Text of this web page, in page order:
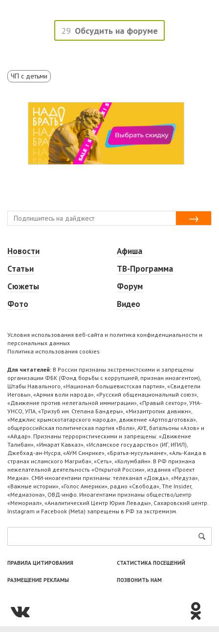
29 Обсудить на форуме
ЧП с детьми
Новости
Статьи
Сюжеты
Фото
Афиша
ТВ-Программа
Форум
Видео
Условия использования веб-сайта и политика конфиденциальности и
персональных данных
Политика использования cookies
Для читателей: В России признаны экстремистскими и запрещены
организации ФБК (Фонд борьбы с коррупцией, признан иноагентом),
Штабы Навального, «Национал-большевистская партия», «Свидетели
Иеговы», «Армия воли народа», «Русский общенациональный союз»,
«Движение против нелегальной иммиграции», «Правый сектор», УНА-
УНСО, УПА, «Тризуб им. Степана Бандеры», «Мизантропик дивижн»,
«Меджлис крымскотатарского народа», движение «Артподготовка»,
общероссийская политическая партия «Воля», АУЕ, батальоны «Азов» и
«Айдар». Признаны террористическими и запрещены: «Движение
Талибан», «Имарат Кавказ», «Исламское государство» (ИГ, ИГИЛ),
Джебхад-ан-Нусра, «АУМ Синрике», «Братья-мусульмане», «Аль-Каида в
странах исламского Магриба», «Сеть», «Колумбайн». В РФ признана
нежелательной деятельность «Открытой России», издания «Проект
Медиа». СМИ-иноагентами признаны: телеканал «Дождь», «Медуза»,
«Важные истории», «Голос Америки», радио «Свобода», The Insider,
«Медиазона», ОВД-инфо. Иноагентами признаны общество/центр
«Мемориал», «Аналитический Центр Юрия Левады», Сахаровский центр.
Instagram и Facebook (Metа) запрещены в РФ за экстремизм.
ПРАВИЛА ЦИТИРОВАНИЯ СТАТИСТИКА ПОСЕЩЕНИЙ
РАЗМЕЩЕНИЕ РЕКЛАМЫ ПОЗВОНИТЬ НАМ